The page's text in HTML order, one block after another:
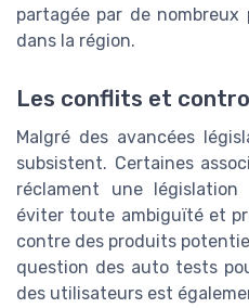
partagée par de
dans la région.
Les conflits et
Malgré des avancées
subsistent. Certaines
réclament une
éviter toute ambiguïté et
contre des produits
question des auto tests
des utilisateurs est